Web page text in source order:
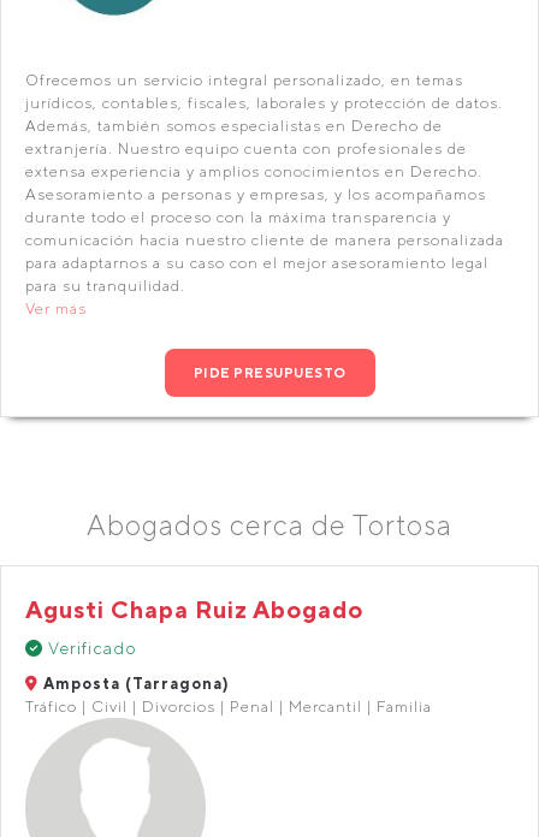
Ofrecemos un servicio integral personalizado, en temas
jurídicos, contables, fiscales, laborales y protección de datos.
Además, también somos especialistas en Derecho de
extranjería. Nuestro equipo cuenta con profesionales de
extensa experiencia y amplios conocimientos en Derecho.
Asesoramiento a personas y empresas, y los acompañamos
durante todo el proceso con la máxima transparencia y
comunicación hacia nuestro cliente de manera personalizada
para adaptarnos a su caso con el mejor asesoramiento legal
para su tranquilidad.
Ver más
PIDE PRESUPUESTO
Abogados cerca de Tortosa
Agusti Chapa Ruiz Abogado
Verificado
Amposta (Tarragona)
Tráfico | Civil | Divorcios | Penal | Mercantil | Familia